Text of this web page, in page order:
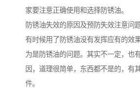
家要注意正确使用和选择防锈油。
防锈油失效的原因及预防失效注意问
有时候用了防锈油没有发挥应有的效
为是防锈油的问题。其实不一定，也
因，道理很简单，东西都不是的，有
件。